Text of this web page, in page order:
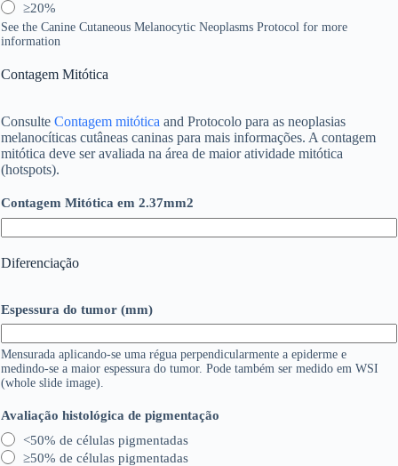
≥20%
See the Canine Cutaneous Melanocytic Neoplasms Protocol for more
information
Contagem Mitótica
Consulte Contagem mitótica and Protocolo para as neoplasias
melanocíticas cutâneas caninas para mais informações. A contagem
mitótica deve ser avaliada na área de maior atividade mitótica
(hotspots).
Contagem Mitótica em 2.37mm2
Diferenciação
Espessura do tumor (mm)
Mensurada aplicando-se uma régua perpendicularmente a epiderme e
medindo-se a maior espessura do tumor. Pode também ser medido em WSI
(whole slide image).
Avaliação histológica de pigmentação
<50% de células pigmentadas
≥50% de células pigmentadas